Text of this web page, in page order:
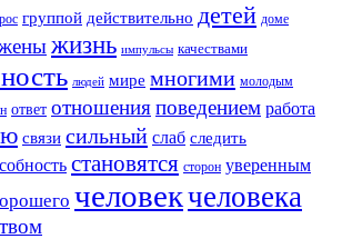
группой действительно детей доме
жизнь импульсы качествами
людей мире многими молодым
ответ отношения поведением работа
связи сильный слаб следить
становятся сторон уверенным
человекчеловека